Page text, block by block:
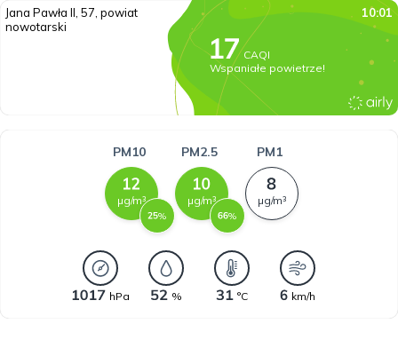
Jana Pawła II, 57, powiat
nowotarski
10:01
CAQI
Wspaniałe powietrze!
PM10
µg/m³
%
PM2.5
µg/m³
%
PM1
µg/m³
hPa % °C km/h